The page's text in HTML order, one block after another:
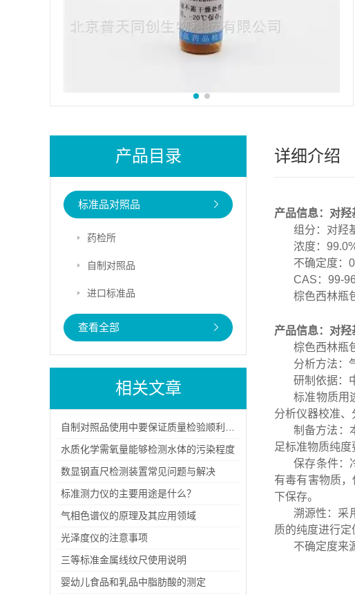
产品目录
标准品对照品
药检所
自制对照品
进口标准品
查看全部
相关文章
水质化学需氧量能够检测水体的污染程度
数显钢直尺检测装置常见问题与解决
标准测力仪的主要用途是什么？
气相色谱仪的原理及其应用领域
光泽度仪的注意事项
三等标准金属线纹尺使用说明
婴幼儿食品和乳品中脂肪酸的测定
详细介绍
产品信息： 对羟
组分：对羟
浓度：
不确定度：
CAS：99-
棕色西林瓶
产品信息： 对羟
棕色西林瓶
分析方法：
研制依据：
标准物质用
分析仪器校准、
制备方法：
足标准物质纯度
保存条件：
有毒有害物质
下保存。
溯源性：采
质的纯度进行定
不确定度来